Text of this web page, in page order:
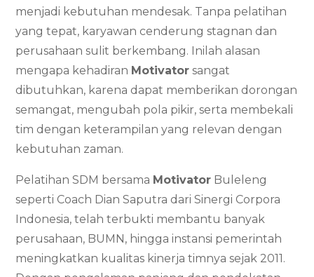
menjadi kebutuhan mendesak. Tanpa pelatihan
yang tepat, karyawan cenderung stagnan dan
perusahaan sulit berkembang. Inilah alasan
mengapa kehadiran Motivator sangat
dibutuhkan, karena dapat memberikan dorongan
semangat, mengubah pola pikir, serta membekali
tim dengan keterampilan yang relevan dengan
kebutuhan zaman.
Pelatihan SDM bersama Motivator Buleleng
seperti Coach Dian Saputra dari Sinergi Corpora
Indonesia, telah terbukti membantu banyak
perusahaan, BUMN, hingga instansi pemerintah
meningkatkan kualitas kinerja timnya sejak 2011.